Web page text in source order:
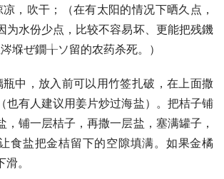
，吹干；（在有太阳的情况下晒久点，
为水份少点，比较不容易坏、更能把残鐖
堢ぜ鐗╁ソ留的农药杀死。）
中，放入前可以用竹签扎破，在上面撒
也有人建议用姜片炒过海盐）。把桔子铺
，铺一层桔子，再撒一层盐，塞满罐子，
食盐把金桔留下的空隙填满。如果金橘
。